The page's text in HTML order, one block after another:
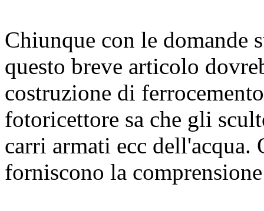
Chiunque con le domande
questo breve articolo
costruzione di
fotoricettore sa che gli
carri armati ecc dell'acqua.
forniscono la